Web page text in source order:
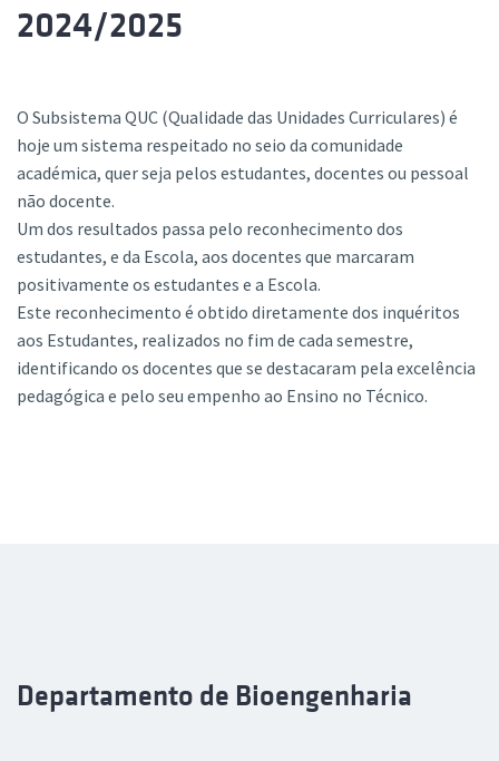
2024/2025
O Subsistema QUC (Qualidade das Unidades Curriculares) é
hoje um sistema respeitado no seio da comunidade
académica, quer seja pelos estudantes, docentes ou pessoal
não docente.
Um dos resultados passa pelo reconhecimento dos
estudantes, e da Escola, aos docentes que marcaram
positivamente os estudantes e a Escola.
Este reconhecimento é obtido diretamente dos inquéritos
aos Estudantes, realizados no fim de cada semestre,
identificando os docentes que se destacaram pela excelência
pedagógica e pelo seu empenho ao Ensino no Técnico.
Departamento de Bioengenharia